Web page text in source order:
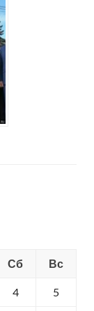
Сб Вс
4 5